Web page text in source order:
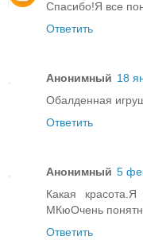
Спасибо!Я все
Ответить
Анонимный 18
Обалденная
Ответить
Анонимный 5
Какая
МКюОчень
Ответить